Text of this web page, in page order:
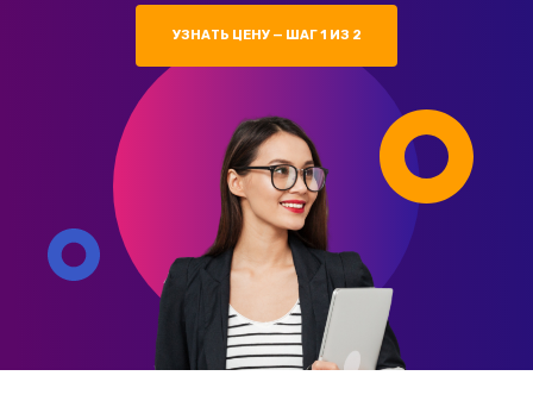
УЗНАТЬ ЦЕНУ — ШАГ 1 ИЗ 2